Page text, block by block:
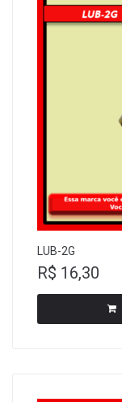
LUB-2G
R$ 16,30